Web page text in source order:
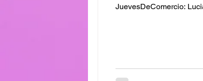
JuevesDeComercio: